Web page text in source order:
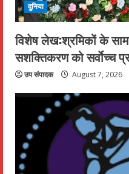
दुनिया
विशेष लेख:श्रमिकों के
सशक्तिकरण को सर्वाेच्च
उप संपादक August 7, 2026